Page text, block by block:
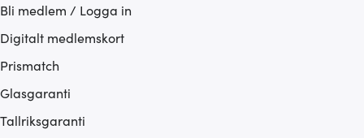
Bli medlem / Logga in
Digitalt medlemskort
Prismatch
Glasgaranti
Tallriksgaranti